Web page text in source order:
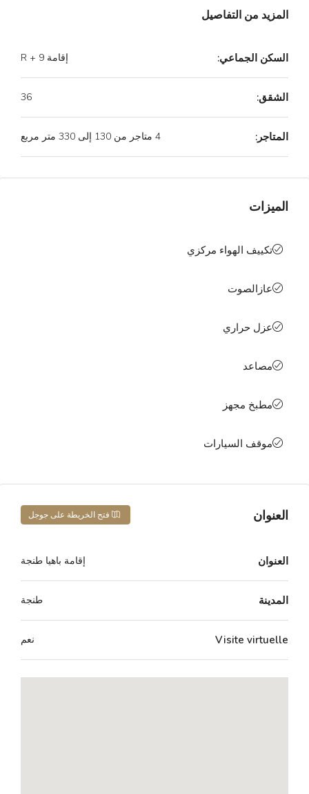
المزيد من التفاصيل
السكن الجماعي: إقامة R + 9
الشقق: 36
المتاجر: 4 متاجر من 130 إلى 330 متر مربع
الميزات
تكييف الهواء مركزي
عازالصوت
عزل حراري
مصاعد
مطبخ مجهز
موقف السيارات
العنوان فتح الخريطة على جوجل
العنوان إقامة باهيا طنجة
المدينة طنجة
Visite virtuelle نعم